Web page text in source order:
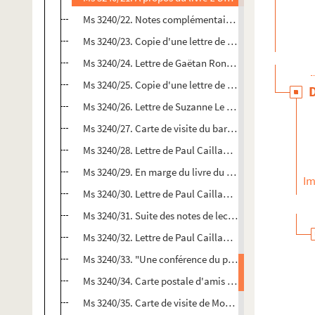
Ms 3240/22. Notes complémentaires
Ms 3240/23. Copie d'une lettre de Paul Caillaud à
Ms 3240/24. Lettre de Gaëtan Rondeau à Paul Caillaud
Ms 3240/25. Copie d'une lettre de Paul Caillaud à
Ms 3240/26. Lettre de Suzanne Le Bègue, du Secours
Ms 3240/27. Carte de visite du baron Armel de Wismes
Ms 3240/28. Lettre de Paul Caillaud au père Belaud
Ms 3240/29. En marge du livre du père Danielou
Ms 3240/30. Lettre de Paul Caillaud au père Danielou
Ms 3240/31. Suite des notes de lecture du livre du
Ms 3240/32. Lettre de Paul Caillaud à Sidoine, du
Ms 3240/33. "Une conférence du pasteur Marc
Ms 3240/34. Carte postale d'amis à Monsieur et
Ms 3240/35. Carte de visite de Monseigneur Jean